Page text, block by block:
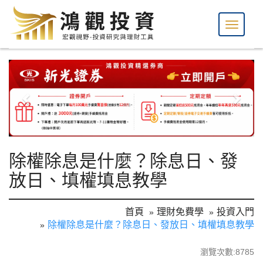
除權除息是什麼？除息日、發
放日、填權填息教學
首頁 理財免費學
投資入門
除權除息是什麼？除息日、發放日、填權填息教學
瀏覽次數:8785